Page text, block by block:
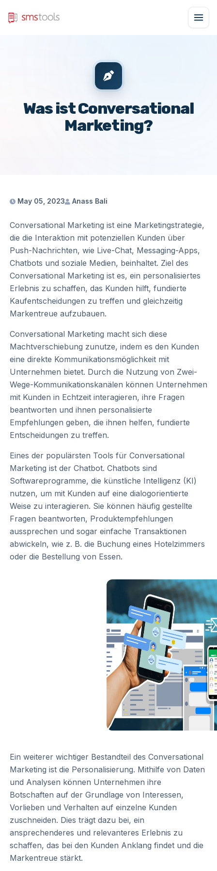
Was ist Conversational
Marketing?
May 05, 2023 Anass Bali
Conversational Marketing ist eine Marketingstrategie,
die die Interaktion mit potenziellen Kunden über
Push-Nachrichten, wie Live-Chat, Messaging-Apps,
Chatbots und soziale Medien, beinhaltet. Ziel des
Conversational Marketing ist es, ein personalisiertes
Erlebnis zu schaffen, das Kunden hilft, fundierte
Kaufentscheidungen zu treffen und gleichzeitig
Markentreue aufzubauen.
Conversational Marketing macht sich diese
Machtverschiebung zunutze, indem es den Kunden
eine direkte Kommunikationsmöglichkeit mit
Unternehmen bietet. Durch die Nutzung von Zwei-
Wege-Kommunikationskanälen können Unternehmen
mit Kunden in Echtzeit interagieren, ihre Fragen
beantworten und ihnen personalisierte
Empfehlungen geben, die ihnen helfen, fundierte
Entscheidungen zu treffen.
Eines der populärsten Tools für Conversational
Marketing ist der Chatbot. Chatbots sind
Softwareprogramme, die künstliche Intelligenz (KI)
nutzen, um mit Kunden auf eine dialogorientierte
Weise zu interagieren. Sie können häufig gestellte
Fragen beantworten, Produktempfehlungen
aussprechen und sogar einfache Transaktionen
abwickeln, wie z. B. die Buchung eines Hotelzimmers
oder die Bestellung von Essen.
Ein weiterer wichtiger Bestandteil des Conversational
Marketing ist die Personalisierung. Mithilfe von Daten
und Analysen können Unternehmen ihre
Botschaften auf der Grundlage von Interessen,
Vorlieben und Verhalten auf einzelne Kunden
zuschneiden. Dies trägt dazu bei, ein
ansprechenderes und relevanteres Erlebnis zu
schaffen, das bei den Kunden Anklang findet und die
Markentreue stärkt.